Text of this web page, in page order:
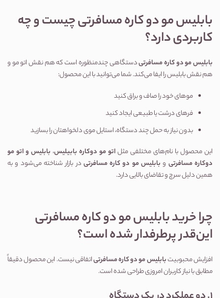
کاربردی دارد؟
بابلیس مو دو کاره مسافرتی
هم نقش بابلیس را ایفا می‌کند. شما می‌توانید با این محصول:
موهای خود را صاف و براق کنید
فرهای درشت یا طبیعی ایجاد کنید
بدون نیاز به حمل چند دستگاه، استایل موی دلخواهتان را بسازید
این محصول با نام‌های مختلفی مثل
اتو مو دوکاره بابیلیس،
دوکاره مسافرتی و بابلیس مو دو کاره مسافرتی
همین دلیل سرچ و تقاضای بالایی دارد.
این‌قدر پرطرفدار شده است؟
افزایش محبوبیت بابلیس مو دو کاره مسافرتی
مطابق با نیاز کاربران امروزی طراحی شده است.